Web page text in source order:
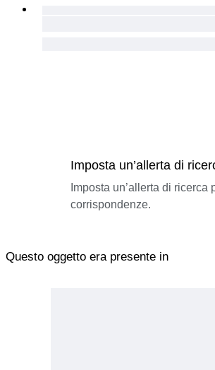
Imposta un’allerta di
Imposta un’allerta di
corrispondenze.
Questo oggetto era presente in